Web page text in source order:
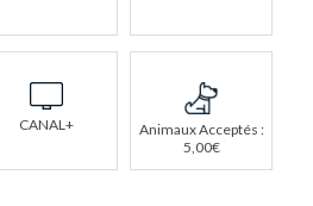
CANAL+
Animaux Acceptés :
5,00€